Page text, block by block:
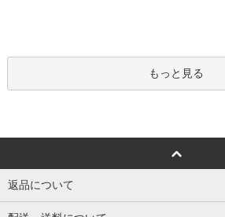
もっと見る
返品について